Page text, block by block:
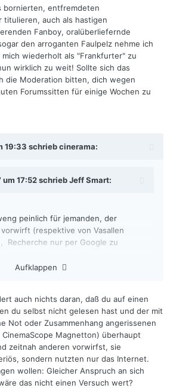
bornierten, entfremdeten
titulieren, auch als hastigen
Fanboy, oralüberliefernde
den arroganten Faulpelz nehme ich
wiederholt als "Frankfurter" zu
wirklich zu weit! Sollte sich das
die Moderation bitten, dich wegen
Forumssitten für einige Wochen zu
19:33 schriebcinerama:
um 17:52 schriebJeff Smart:
peinlich für jemanden, der
(respektive von Vasallen
Recherche nur per Google zu
paar tausend Dokumente zum
oder abgelichtet vorliegend.
Zeitalter. Zwei Schränke und dann im
(s.o.) aus Google ändert doch
Aufklappen
auch nichts daran, daß du auf einen
du selbst nicht gelesen hast und der mit
Not oder Zusammenhang angerissenen
Magnetton) überhaupt
zeitnah anderen vorwirfst, sie
sondern nutzten nur das Internet.
wollen: Gleicher Anspruch an sich
das nicht einen Versuch wert?